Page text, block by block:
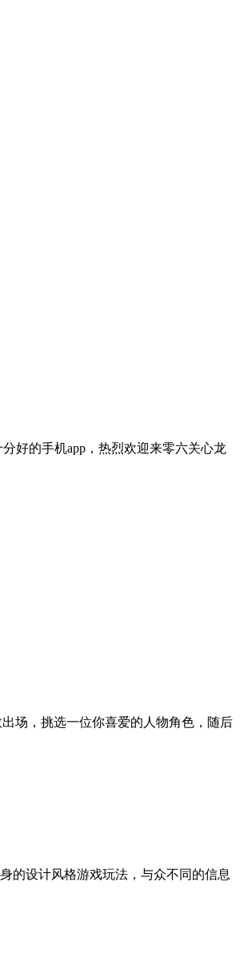
好的手机app，热烈欢迎来零六关心龙
场，挑选一位你喜爱的人物角色，随后
的设计风格游戏玩法，与众不同的信息